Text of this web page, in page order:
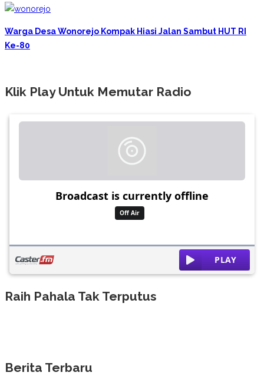
Warga Desa Wonorejo Kompak Hiasi Jalan Sambut HUT RI
Ke-80
Klik Play Untuk Memutar Radio
Raih Pahala Tak Terputus
Berita Terbaru